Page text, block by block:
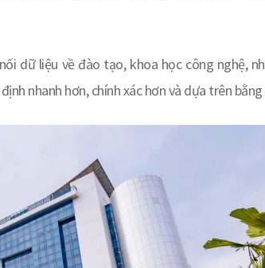
dữ liệu về đào tạo, khoa học công nghệ,
nhanh hơn, chính xác hơn và dựa trên